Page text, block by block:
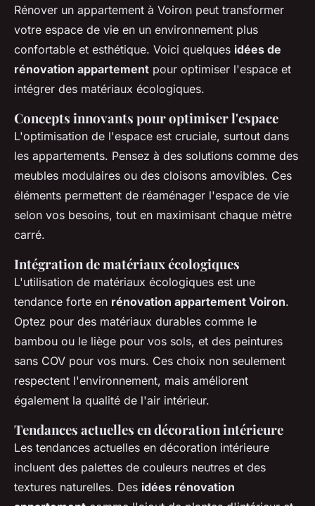
Rénover un appartement à Voiron peut transformer
votre espace de vie en un environnement plus
confortable et esthétique. Voici quelques idées de
rénovation appartement pour optimiser l'espace et
intégrer des matériaux écologiques.
Concepts innovants pour optimiser l'espace
L'optimisation de l'espace est cruciale, surtout dans
les appartements. Pensez à des solutions comme des
meubles modulaires ou des cloisons amovibles. Ces
éléments permettent de réaménager l'espace de vie
selon vos besoins, tout en maximisant chaque mètre
carré.
Intégration de matériaux écologiques
L'utilisation de matériaux écologiques est une
tendance forte en rénovation appartement Voiron.
Optez pour des matériaux durables comme le
bambou ou le liège pour vos sols, et des peintures
sans COV pour vos murs. Ces choix non seulement
respectent l'environnement, mais améliorent
également la qualité de l'air intérieur.
Tendances actuelles en décoration intérieure
Les tendances actuelles en décoration intérieure
incluent des palettes de couleurs neutres et des
textures naturelles. Des idées rénovation